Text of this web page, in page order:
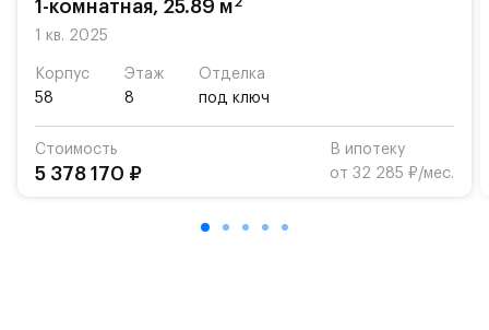
Для автомобилистов — закрытые озеленённые
Территория квартала приватная, въезд
осуществляется по пропускам.#yan19-2r1511116#
1-комнатная, 25.89 м
1 кв. 2025
Корпус
58
Этаж
8
Отделка
под ключ
Стоимость
5 378 170 ₽
В ипотеку
от 32 285 ₽/мес.